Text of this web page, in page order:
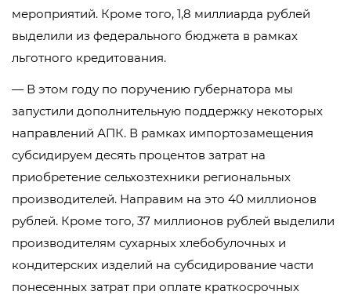
мероприятий. Кроме того, 1,8 миллиарда рублей
выделили из федерального бюджета в рамках
льготного кредитования.
— В этом году по поручению губернатора мы
запустили дополнительную поддержку некоторых
направлений АПК. В рамках импортозамещения
субсидируем десять процентов затрат на
приобретение сельхозтехники региональных
производителей. Направим на это 40 миллионов
рублей. Кроме того, 37 миллионов рублей выделили
производителям сухарных хлебобулочных и
кондитерских изделий на субсидирование части
понесенных затрат при оплате краткосрочных